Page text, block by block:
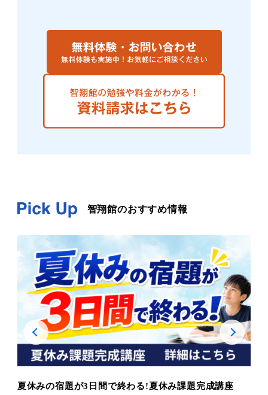
智翔館のおすすめ情報
夏休みの宿題が3日間で終わる!夏休み課題完成講座